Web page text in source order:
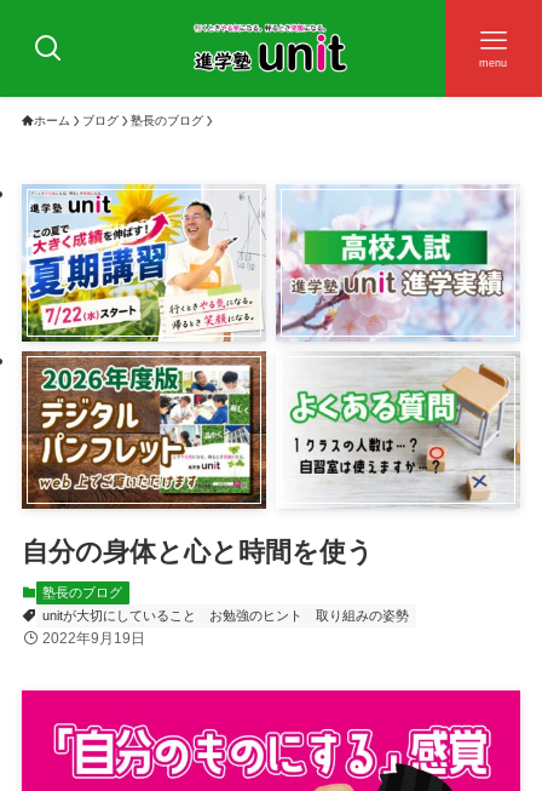
menu
ホーム ブログ 塾長のブログ
自分の身体と心と時間を使う
塾長のブログ
unitが大切にしていること
お勉強のヒント 取り組みの姿勢
2022年9月19日